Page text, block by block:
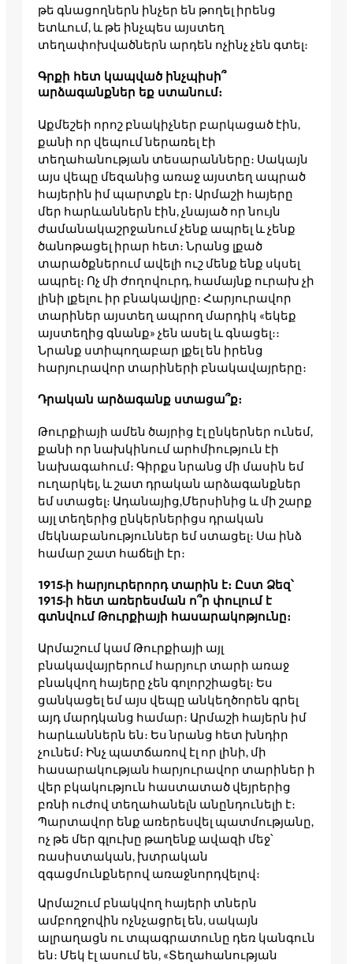
թե գնացողներն ինչեր են թողել իրենց
ետևում, և թե ինչպես այստեղ
տեղափոխվածներն արդեն ոչինչ չեն գտել։
Գրքի հետ կապված ինչպիսի՞
արձագանքներ եք ստանում։
Աքմեշեի որոշ բնակիչներ բարկացած էին,
քանի որ վեպում ներառել էի
տեղահանության տեսարանները։ Սակայն
այս վեպը մեզանից առաջ այստեղ ապրած
հայերին իմ պարտքն էր։ Արմաշի հայերը
մեր հարևաններն էին, չնայած որ նույն
ժամանակաշրջանում չենք ապրել և չենք
ծանոթացել իրար հետ։ Նրանց լքած
տարածքներում ավելի ուշ մենք ենք սկսել
ապրել։ Ոչ մի ժողովուրդ, համայնք ուրախ չի
լինի լքելու իր բնակավյրը։ Հարյուրավոր
տարիներ այստեղ ապրող մարդիկ «եկեք
այստեղից գնանք» չեն ասել և գնացել։։
Նրանք ստիպողաբար լքել են իրենց
հարյուրավոր տարիների բնակավայրերը։
Դրական արձագանք ստացա՞ք։
Թուրքիայի ամեն ծայրից էլ ընկերներ ունեմ,
քանի որ նախկինում արհմիություն էի
նախագահում։ Գիրքս նրանց մի մասին եմ
ուղարկել, և շատ դրական արձագանքներ
եմ ստացել։ Ադանայից,Մերսինից և մի շարք
այլ տեղերից ընկերներիցս դրական
մեկնաբանություններ եմ ստացել։ Սա ինձ
համար շատ հաճելի էր։
1915-ի հարյուրերորդ տարին է։ Ըստ Ձեզ՝
1915-ի հետ առերեսման ո՞ր փուլում է
գտնվում Թուրքիայի հասարակոթյունը։
Արմաշում կամ Թուրքիայի այլ
բնակավայրերում հարյուր տարի առաջ
բնակվող հայերը չեն գոլորշիացել։ Ես
ցանկացել եմ այս վեպը անկեղծորեն գրել
այդ մարդկանց համար։ Արմաշի հայերն իմ
հարևաններն են։ Ես նրանց հետ խնդիր
չունեմ։ Ինչ պատճառով էլ որ լինի, մի
հասարակության հարյուրավոր տարիներ ի
վեր բկակություն հաստատած վեյրերից
բռնի ուժով տեղահանելն անընդունելի է։
Պարտավոր ենք առերեսվել պատմությանը,
ոչ թե մեր գլուխը թաղենք ավազի մեջ՝
ռասիստական, խտրական
զգացմունքներով առաջնորդվելով։
Արմաշում բնակվող հայերի տներն
ամբողջովին ոչնչացրել են, սակայն
ալրաղացն ու տպագրատունը դեռ կանգուն
են։ Մեկ էլ ասում են, «Տեղահանության